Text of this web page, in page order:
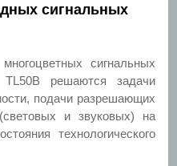
сигнальных
сигнальных
решаются задачи
подачи разрешающих
и звуковых) на
технологического